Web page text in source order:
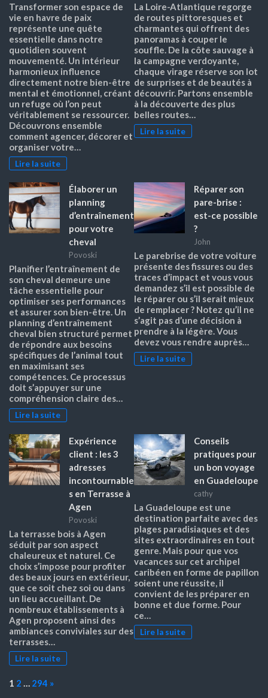
Transformer son espace de
vie en havre de paix
représente une quête
essentielle dans notre
quotidien souvent
mouvementé. Un intérieur
harmonieux influence
directement notre bien-être
mental et émotionnel, créant
un refuge où l’on peut
véritablement se ressourcer.
Découvrons ensemble
comment agencer, décorer et
organiser votre…
Lire la suite
La Loire-Atlantique regorge
de routes pittoresques et
charmantes qui offrent des
panoramas à couper le
souffle. De la côte sauvage à
la campagne verdoyante,
chaque virage réserve son lot
de surprises et de beautés à
découvrir. Partons ensemble
à la découverte des plus
belles routes…
Lire la suite
Élaborer un
planning
d’entraînement
pour votre
cheval
Povoski
Planifier l’entraînement de
son cheval demeure une
tâche essentielle pour
optimiser ses performances
et assurer son bien-être. Un
planning d’entraînement
cheval bien structuré permet
de répondre aux besoins
spécifiques de l’animal tout
en maximisant ses
compétences. Ce processus
doit s’appuyer sur une
compréhension claire des…
Lire la suite
Réparer son
pare-brise :
est-ce possible
?
John
Le parebrise de votre voiture
présente des fissures ou des
traces d’impact et vous vous
demandez s’il est possible de
le réparer ou s’il serait mieux
de remplacer ? Notez qu’il ne
s’agit pas d’une décision à
prendre à la légère. Vous
devez vous rendre auprès…
Lire la suite
Expérience
client : les 3
adresses
incontournable
s en Terrasse à
Agen
Povoski
La terrasse bois à Agen
séduit par son aspect
chaleureux et naturel. Ce
choix s’impose pour profiter
des beaux jours en extérieur,
que ce soit chez soi ou dans
un lieu accueillant. De
nombreux établissements à
Agen proposent ainsi des
ambiances conviviales sur des
terrasses…
Lire la suite
Conseils
pratiques pour
un bon voyage
en Guadeloupe
cathy
La Guadeloupe est une
destination parfaite avec des
plages paradisiaques et des
sites extraordinaires en tout
genre. Mais pour que vos
vacances sur cet archipel
caribéen en forme de papillon
soient une réussite, il
convient de les préparer en
bonne et due forme. Pour
ce…
Lire la suite
Page:
1 2 294 Next
»